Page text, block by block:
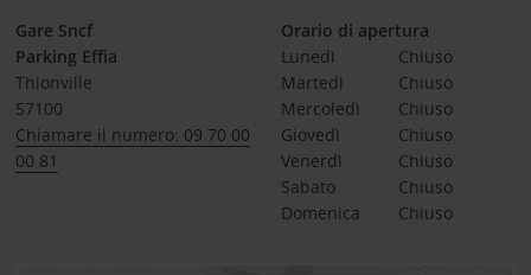
Gare Sncf
Parking Effia
Thionville
57100
Chiamare il numero: 09 70 00
00 81
Orario di apertura
Lunedì
Chiuso
Martedì
Chiuso
Mercoledì
Chiuso
Giovedì
Chiuso
Venerdì
Chiuso
Sabato
Chiuso
Domenica
Chiuso